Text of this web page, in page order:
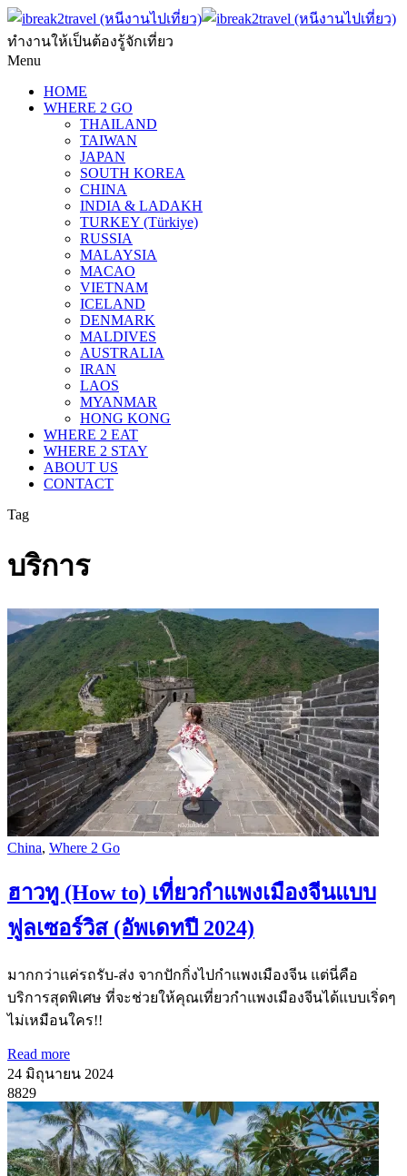
ทำงานให้เป็นต้องรู้จักเที่ยว
Menu
HOME
WHERE 2 GO
THAILAND
TAIWAN
JAPAN
SOUTH KOREA
CHINA
INDIA & LADAKH
TURKEY (Türkiye)
RUSSIA
MALAYSIA
MACAO
VIETNAM
ICELAND
DENMARK
MALDIVES
AUSTRALIA
IRAN
LAOS
MYANMAR
HONG KONG
WHERE 2 EAT
WHERE 2 STAY
ABOUT US
CONTACT
Tag
บริการ
China, Where 2 Go
ฮาวทู (How to) เที่ยวกำแพงเมืองจีนแบบ
ฟูลเซอร์วิส (อัพเดทปี 2024)
มากกว่าแค่รถรับ-ส่ง จากปักกิ่งไปกำแพงเมืองจีน แต่นี่คือ
บริการสุดพิเศษ ที่จะช่วยให้คุณเที่ยวกำแพงเมืองจีนได้แบบเริ่ดๆ
ไม่เหมือนใคร!!
Read more
24 มิถุนายน 2024
8829